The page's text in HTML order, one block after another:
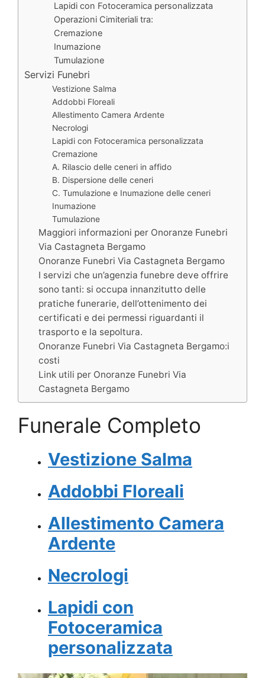
Lapidi con Fotoceramica personalizzata
Operazioni Cimiteriali tra:
Cremazione
Inumazione
Tumulazione
Servizi Funebri
Vestizione Salma
Addobbi Floreali
Allestimento Camera Ardente
Necrologi
Lapidi con Fotoceramica personalizzata
Cremazione
A. Rilascio delle ceneri in affido
B. Dispersione delle ceneri
C. Tumulazione e Inumazione delle ceneri
Inumazione
Tumulazione
Maggiori informazioni per Onoranze Funebri
Via Castagneta Bergamo
Onoranze Funebri Via Castagneta Bergamo
I servizi che un’agenzia funebre deve offrire
sono tanti: si occupa innanzitutto delle
pratiche funerarie, dell’ottenimento dei
certificati e dei permessi riguardanti il
trasporto e la sepoltura.
Onoranze Funebri Via Castagneta Bergamo:i
costi
Link utili per Onoranze Funebri Via
Castagneta Bergamo
Funerale Completo
Vestizione Salma
Addobbi Floreali
Allestimento Camera
Ardente
Necrologi
Lapidi con
Fotoceramica
personalizzata